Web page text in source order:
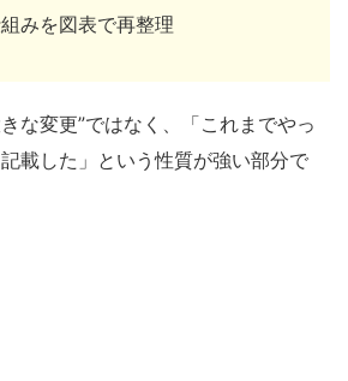
みを図表で再整理
な変更”ではなく、「これまでやっ
載した」という性質が強い部分で